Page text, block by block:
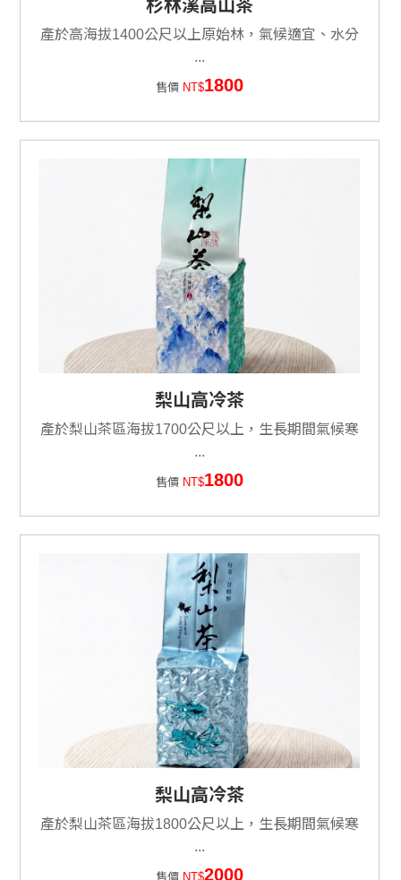
杉林溪高山茶
產於高海拔1400公尺以上原始林，氣候適宜、水分
...
售價 NT$1800
梨山高冷茶
產於梨山茶區海拔1700公尺以上，生長期間氣候寒
...
售價 NT$1800
梨山高冷茶
產於梨山茶區海拔1800公尺以上，生長期間氣候寒
...
售價 NT$2000